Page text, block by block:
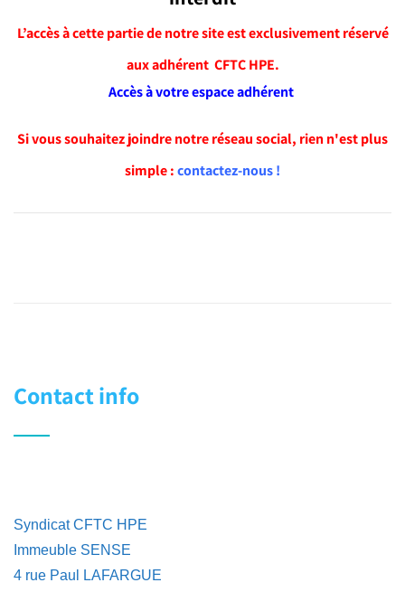
L’accès à cette partie de notre site est exclusivement réservé
aux adhérent CFTC HPE.
Accès à votre espace adhérent
Si vous souhaitez joindre notre réseau social, rien n'est plus
simple :contactez-nous !
Contact info
Syndicat CFTC HPE
Immeuble SENSE
4 rue Paul LAFARGUE